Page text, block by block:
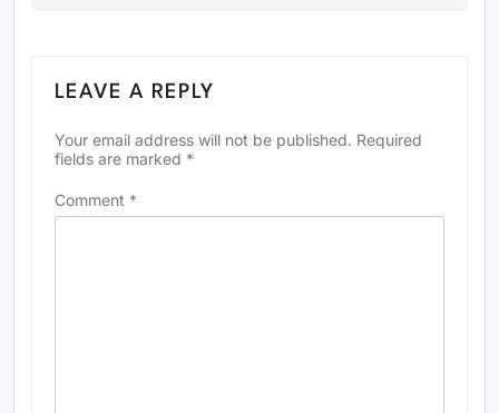
LEAVE A REPLY
Your email address will not be published. Required
fields are marked *
Comment *